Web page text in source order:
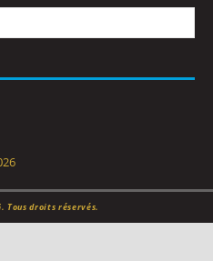
Tous droits réservés.